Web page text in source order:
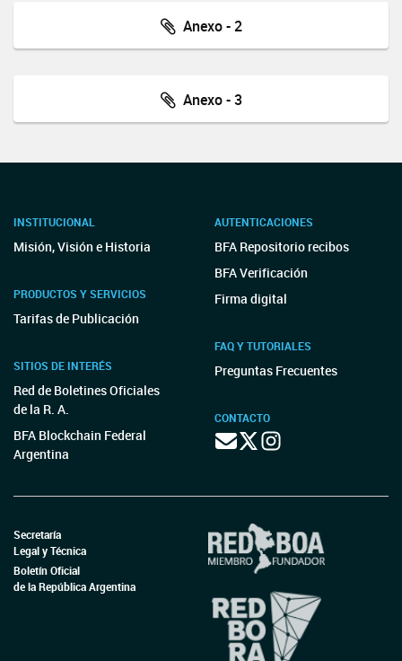
Anexo - 2
Anexo - 3
INSTITUCIONAL
Misión, Visión e Historia
PRODUCTOS Y SERVICIOS
Tarifas de Publicación
SITIOS DE INTERÉS
Red de Boletines Oficiales
de la R. A.
BFA Blockchain Federal
Argentina
AUTENTICACIONES
BFA Repositorio recibos
BFA Verificación
Firma digital
FAQ Y TUTORIALES
Preguntas Frecuentes
CONTACTO
Secretaría
Legal y Técnica
Boletín Oficial
de la República Argentina